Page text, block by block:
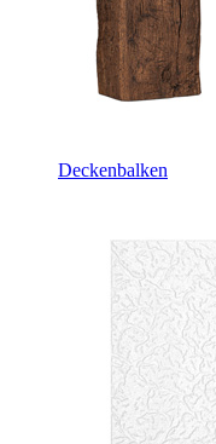
Deckenbalken